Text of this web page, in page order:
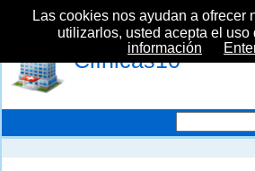
Clínicas10
Las cookies nos ayudan a ofrecer
utilizarlos, usted acepta el uso
información